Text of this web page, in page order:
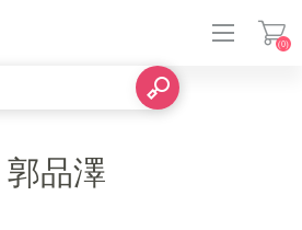
(0)
郭品澤